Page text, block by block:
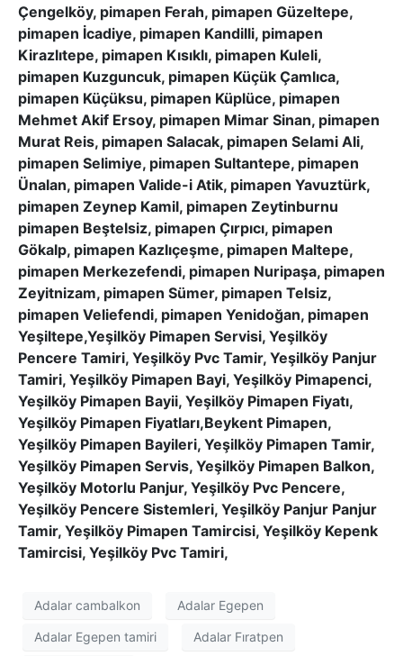
Çengelköy, pimapen Ferah, pimapen Güzeltepe,
pimapen İcadiye, pimapen Kandilli, pimapen
Kirazlıtepe, pimapen Kısıklı, pimapen Kuleli,
pimapen Kuzguncuk, pimapen Küçük Çamlıca,
pimapen Küçüksu, pimapen Küplüce, pimapen
Mehmet Akif Ersoy, pimapen Mimar Sinan, pimapen
Murat Reis, pimapen Salacak, pimapen Selami Ali,
pimapen Selimiye, pimapen Sultantepe, pimapen
Ünalan, pimapen Valide-i Atik, pimapen Yavuztürk,
pimapen Zeynep Kamil, pimapen Zeytinburnu
pimapen Beştelsiz, pimapen Çırpıcı, pimapen
Gökalp, pimapen Kazlıçeşme, pimapen Maltepe,
pimapen Merkezefendi, pimapen Nuripaşa, pimapen
Zeyitnizam, pimapen Sümer, pimapen Telsiz,
pimapen Veliefendi, pimapen Yenidoğan, pimapen
Yeşiltepe,Yeşilköy Pimapen Servisi, Yeşilköy
Pencere Tamiri, Yeşilköy Pvc Tamir, Yeşilköy Panjur
Tamiri, Yeşilköy Pimapen Bayi, Yeşilköy Pimapenci,
Yeşilköy Pimapen Bayii, Yeşilköy Pimapen Fiyatı,
Yeşilköy Pimapen Fiyatları,Beykent Pimapen,
Yeşilköy Pimapen Bayileri, Yeşilköy Pimapen Tamir,
Yeşilköy Pimapen Servis, Yeşilköy Pimapen Balkon,
Yeşilköy Motorlu Panjur, Yeşilköy Pvc Pencere,
Yeşilköy Pencere Sistemleri, Yeşilköy Panjur Panjur
Tamir, Yeşilköy Pimapen Tamircisi, Yeşilköy Kepenk
Tamircisi, Yeşilköy Pvc Tamiri,
Adalar cambalkon Adalar Egepen
Adalar Egepen tamiri Adalar Fıratpen